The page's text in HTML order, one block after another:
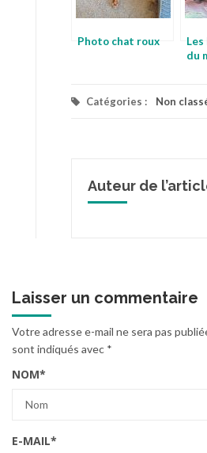
Photo chat roux
du
Catégories : Non
Auteur de
Laisser un commentaire
Votre adresse e-mail ne sera pas
sont indiqués avec *
NOM*
E-MAIL*